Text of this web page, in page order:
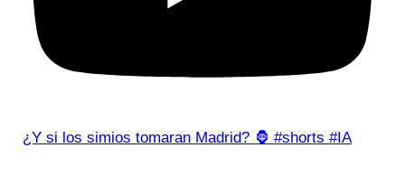
¿Y si los simios tomaran Madrid? 🦍 #shorts #IA